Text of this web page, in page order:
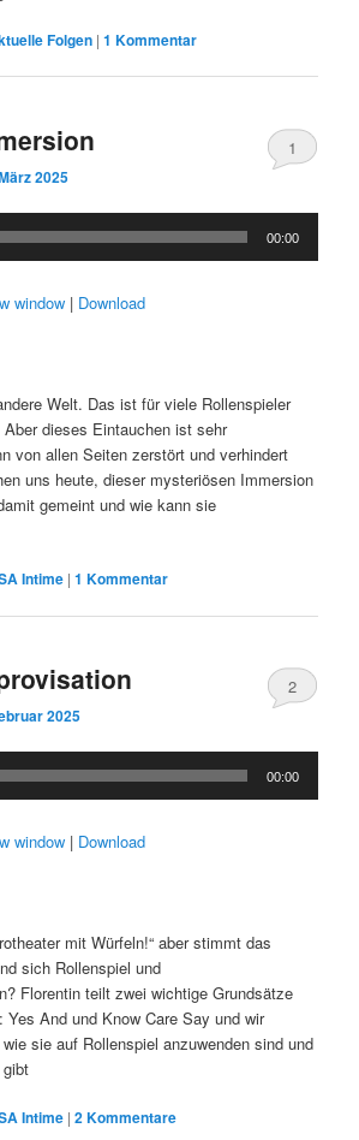
Folgen |1 Kommentar
2025
1
00:00
window | Download
Welt. Das ist für viele Rollenspieler
dieses Eintauchen ist sehr
von allen Seiten zerstört und verhindert
uns heute, dieser mysteriösen Immersion
gemeint und wie kann sie
Intime |1 Kommentar
2025
2
00:00
window | Download
mit Würfeln!“ aber stimmt das
sich Rollenspiel und
Florentin teilt zwei wichtige Grundsätze
Yes And und Know Care Say und wir
sie auf Rollenspiel anzuwenden sind und
Intime |2Kommentare